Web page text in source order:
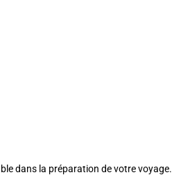
dans la préparation de votre voyage.